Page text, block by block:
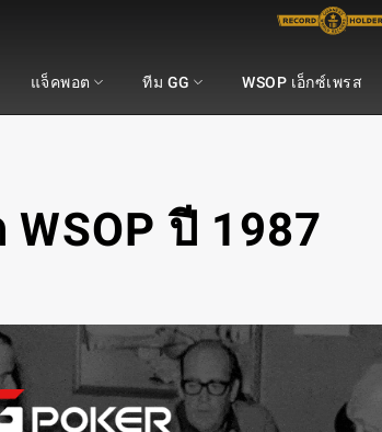
แจ็คพอต ทีม GG WSOP เอ็กซ์เพรส
ปี 1987